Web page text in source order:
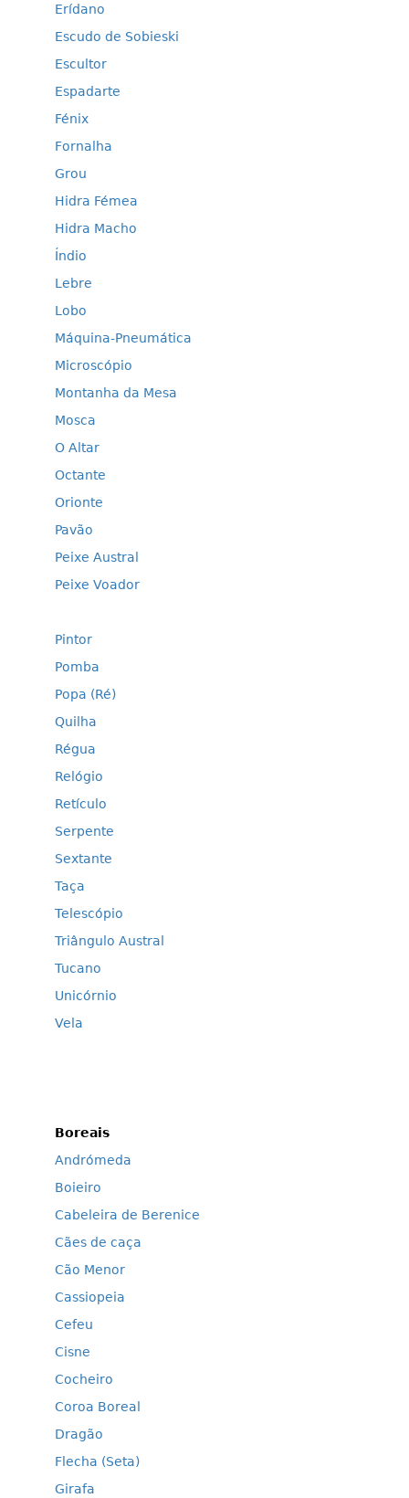
Erídano
Escudo de Sobieski
Escultor
Espadarte
Fénix
Fornalha
Grou
Hidra Fémea
Hidra Macho
Índio
Lebre
Lobo
Máquina-Pneumática
Microscópio
Montanha da Mesa
Mosca
O Altar
Octante
Orionte
Pavão
Peixe Austral
Peixe Voador
Pintor
Pomba
Popa (Ré)
Quilha
Régua
Relógio
Retículo
Serpente
Sextante
Taça
Telescópio
Triângulo Austral
Tucano
Unicórnio
Vela
Boreais
Andrómeda
Boieiro
Cabeleira de Berenice
Cães de caça
Cão Menor
Cassiopeia
Cefeu
Cisne
Cocheiro
Coroa Boreal
Dragão
Flecha (Seta)
Girafa